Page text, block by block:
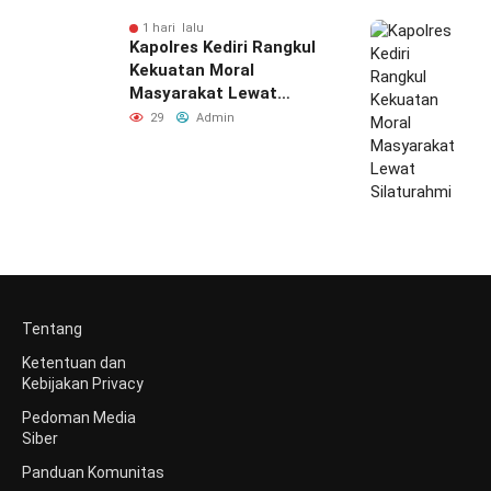
1 hari lalu
Kapolres Kediri Rangkul
Kekuatan Moral
Masyarakat Lewat
Silaturahmi
29 Admin
Tentang
Ketentuan dan
Kebijakan Privacy
Pedoman Media
Siber
Panduan Komunitas